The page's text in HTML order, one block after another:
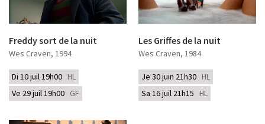
Freddy sort de la nuit
Wes Craven, 1994
Di 10 juil 19h00 HL
Ve 29 juil 19h00 GF
Les Griffes de la nuit
Wes Craven, 1984
Je 30 juin 21h30 HL
Sa 16 juil 21h15 HL